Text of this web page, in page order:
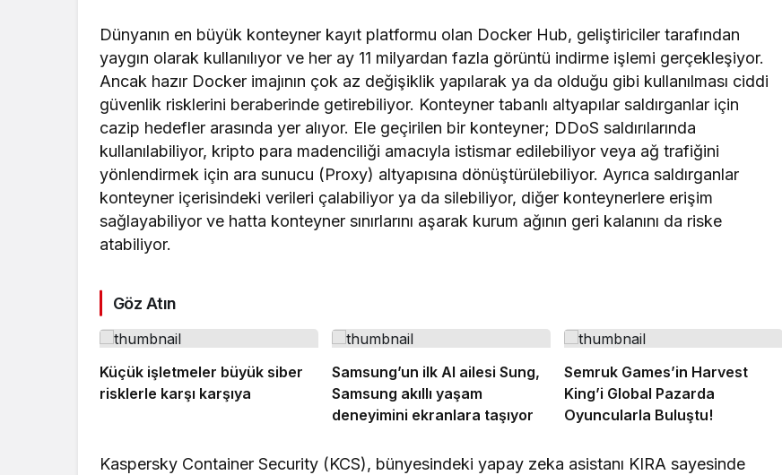
Dünyanın en büyük konteyner kayıt platformu olan Docker Hub, geliştiriciler tarafından
yaygın olarak kullanılıyor ve her ay 11 milyardan fazla görüntü indirme işlemi gerçekleşiyor.
Ancak hazır Docker imajının çok az değişiklik yapılarak ya da olduğu gibi kullanılması ciddi
güvenlik risklerini beraberinde getirebiliyor. Konteyner tabanlı altyapılar saldırganlar için
cazip hedefler arasında yer alıyor. Ele geçirilen bir konteyner; DDoS saldırılarında
kullanılabiliyor, kripto para madenciliği amacıyla istismar edilebiliyor veya ağ trafiğini
yönlendirmek için ara sunucu (Proxy) altyapısına dönüştürülebiliyor. Ayrıca saldırganlar
konteyner içerisindeki verileri çalabiliyor ya da silebiliyor, diğer konteynerlere erişim
sağlayabiliyor ve hatta konteyner sınırlarını aşarak kurum ağının geri kalanını da riske
atabiliyor.
Göz Atın
Küçük işletmeler büyük siber
risklerle karşı karşıya
Samsung’un ilk AI ailesi Sung,
Samsung akıllı yaşam
deneyimini ekranlara taşıyor
Semruk Games’in Harvest
King’i Global Pazarda
Oyuncularla Buluştu!
Kaspersky Container Security (KCS), bünyesindeki yapay zeka asistanı KIRA sayesinde